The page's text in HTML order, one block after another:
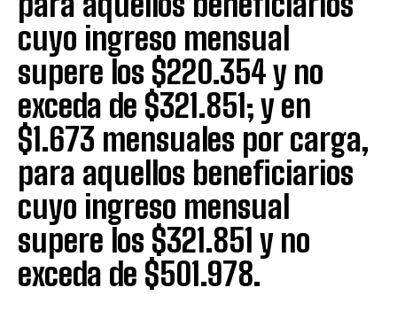
cuyo ingreso mensual
supere los $220.354 y no
exceda de $321.851; y en
$1.673 mensuales por carga,
para aquellos beneficiarios
cuyo ingreso mensual
supere los $321.851 y no
exceda de $501.978.